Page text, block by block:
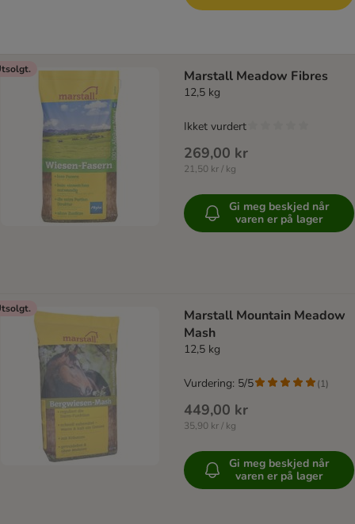
Marstall Meadow Fibres
12,5 kg
269,00 kr
21,50 kr / kg
Ikket vurdert
Gi meg beskjed når
varen er på lager
Marstall Mountain Meadow
Mash
12,5 kg
449,00 kr
35,90 kr / kg
Vurdering: 5/5 (1)
Gi meg beskjed når
varen er på lager